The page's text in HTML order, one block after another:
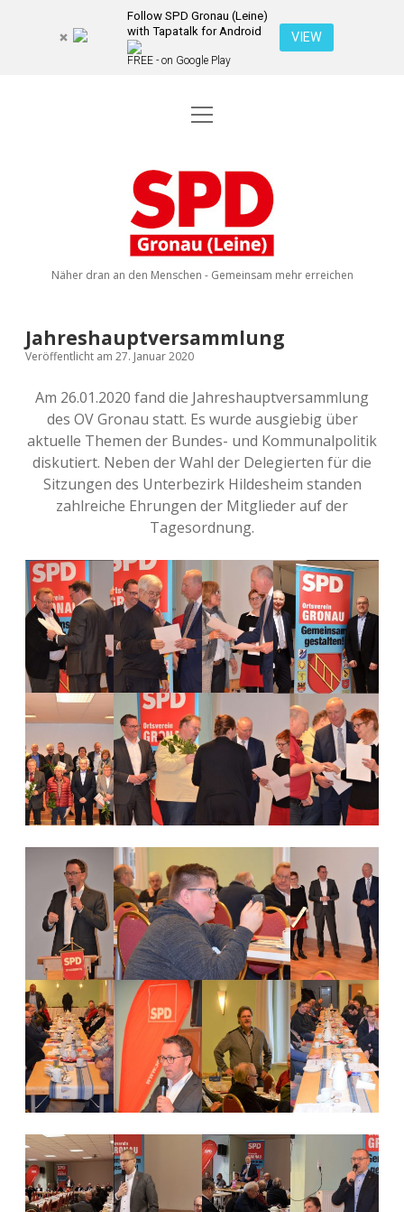
Follow SPD Gronau (Leine)
with Tapatalk for Android
FREE - on Google Play
VIEW
Startseite
Kandidierende
Wahlprogramm
Über uns
Dropdown-
Menü
öffnen
Ratsmitglieder
Veranstaltungen
Newsletter
facebook
instagram
rss E-
Menü
SPD
Gronau
(Leine)
Näher dran an den Menschen - Gemeinsam mehr erreichen
Jahreshauptversammlung
Veröffentlicht am 27. Januar 2020
Am 26.01.2020 fand die Jahreshauptversammlung
des OV Gronau statt. Es wurde ausgiebig über
aktuelle Themen der Bundes- und Kommunalpolitik
diskutiert. Neben der Wahl der Delegierten für die
Sitzungen des Unterbezirk Hildesheim standen
zahlreiche Ehrungen der Mitglieder auf der
Tagesordnung.